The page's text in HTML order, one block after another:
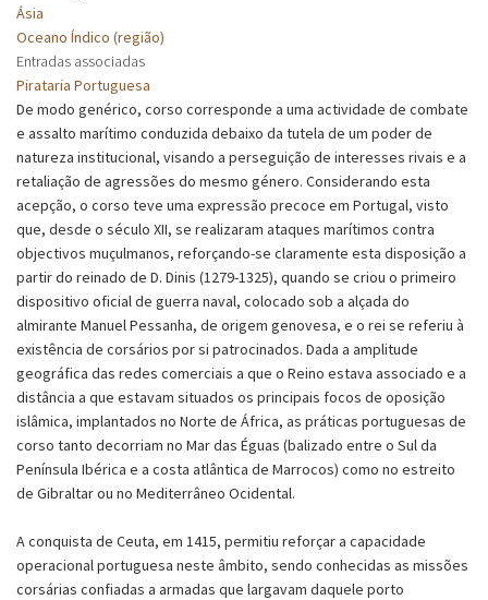
Ásia
Oceano Índico (região)
Entradas associadas
Pirataria Portuguesa
De modo genérico, corso corresponde a uma actividade de combate
e assalto marítimo conduzida debaixo da tutela de um poder de
natureza institucional, visando a perseguição de interesses rivais e a
retaliação de agressões do mesmo género. Considerando esta
acepção, o corso teve uma expressão precoce em Portugal, visto
que, desde o século XII, se realizaram ataques marítimos contra
objectivos muçulmanos, reforçando-se claramente esta disposição a
partir do reinado de D. Dinis (1279-1325), quando se criou o primeiro
dispositivo oficial de guerra naval, colocado sob a alçada do
almirante Manuel Pessanha, de origem genovesa, e o rei se referiu à
existência de corsários por si patrocinados. Dada a amplitude
geográfica das redes comerciais a que o Reino estava associado e a
distância a que estavam situados os principais focos de oposição
islâmica, implantados no Norte de África, as práticas portuguesas de
corso tanto decorriam no Mar das Éguas (balizado entre o Sul da
Península Ibérica e a costa atlântica de Marrocos) como no estreito
de Gibraltar ou no Mediterrâneo Ocidental.
A conquista de Ceuta, em 1415, permitiu reforçar a capacidade
operacional portuguesa neste âmbito, sendo conhecidas as missões
corsárias confiadas a armadas que largavam daquele porto